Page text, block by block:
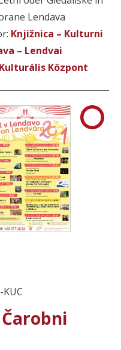
Lendava
Knjižnica – Kulturni
– Lendvai
Központ